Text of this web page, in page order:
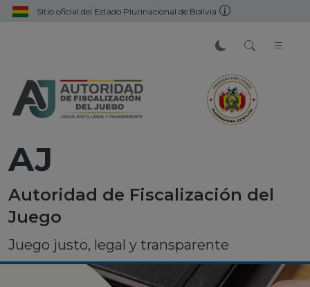
Sitio oficial del Estado Plurinacional de Bolivia
AJ
Autoridad de Fiscalización del
Juego
Juego justo, legal y transparente